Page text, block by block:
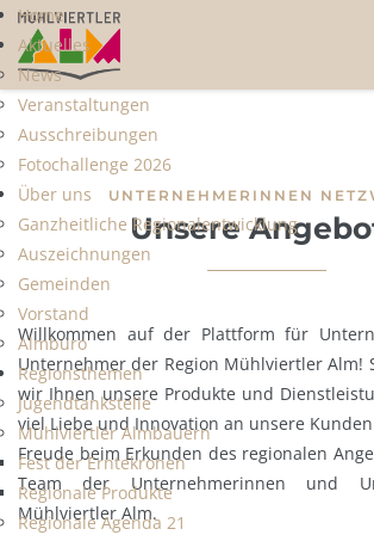
Home
Aktuelles
News
Veranstaltungen
Ausschreibungen
Fotochallenge 2026
Über uns
Ganzheitliche Regionalentwicklung
Auszeichnungen
Gemeinden
Vorstand
Almbüro
Regionsthemen
Jugendtankstelle
Mühlviertler Almbauern
Fest der Erntekronen
Regionale Produkte
Regionale Agenda 21
UNTERNEHMERINNEN
Unsere
Willkommen auf der Plattform für
Unternehmer der Region Mühlviertler Alm!
wir Ihnen unsere Produkte und
viel Liebe und Innovation an unsere
Freude beim Erkunden des regionalen
Team der Unternehmerinnen und
Mühlviertler Alm.